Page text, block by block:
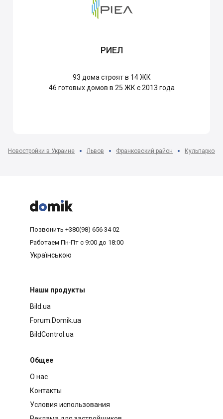
РИЕЛ
93 дома строят в 14 ЖК
46 готовых домов в 25 ЖК с 2013 года
Новостройки в Украине Львов Франковский район Кульпарков



Позвонить +380(98) 656 34 02
Работаем Пн-Пт с 9:00 до 18:00
Українською
Наши продукты
Bild.ua
Forum.Domik.ua
BildControl.ua
Общее
О нас
Контакты
Условия использования